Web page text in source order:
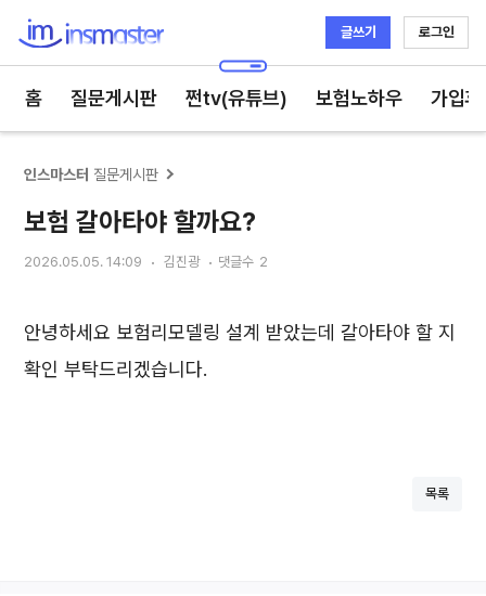
글쓰기 로그인
홈 질문게시판 쩐tv(유튜브) 보험노하우 가입
인스마스터 질문게시판
보험 갈아타야 할까요?
2026.05.05. 14:09 김진광 댓글수 2
안녕하세요 보험리모델링 설계 받았는데 갈아타야 할 지
확인 부탁드리겠습니다.
목록